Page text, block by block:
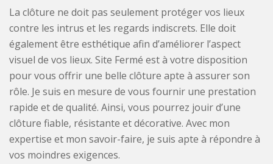
La clôture ne doit pas seulement protéger vos lieux
contre les intrus et les regards indiscrets. Elle doit
également être esthétique afin d’améliorer l’aspect
visuel de vos lieux. Site Fermé est à votre disposition
pour vous offrir une belle clôture apte à assurer son
rôle. Je suis en mesure de vous fournir une prestation
rapide et de qualité. Ainsi, vous pourrez jouir d’une
clôture fiable, résistante et décorative. Avec mon
expertise et mon savoir-faire, je suis apte à répondre à
vos moindres exigences.